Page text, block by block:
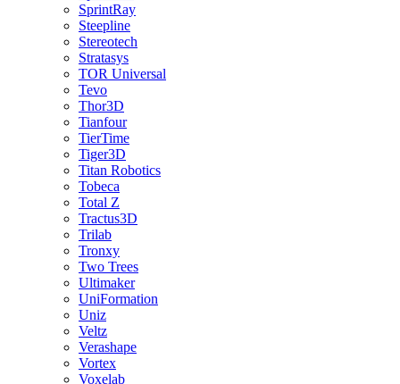
SprintRay
Steepline
Stereotech
Stratasys
TOR Universal
Tevo
Thor3D
Tianfour
TierTime
Tiger3D
Titan Robotics
Tobeca
Total Z
Tractus3D
Trilab
Tronxy
Two Trees
Ultimaker
UniFormation
Uniz
Veltz
Verashape
Vortex
Voxelab